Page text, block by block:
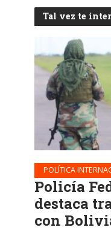
Tal vez te
POLÍTICA
Policía
destaca
con